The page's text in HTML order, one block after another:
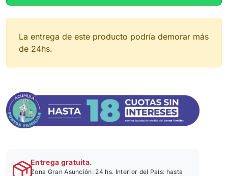
La entrega de este producto podría demorar más
de 24hs.
Entrega gratuita.
Zona Gran Asunción: 24 hs. Interior del País: hasta